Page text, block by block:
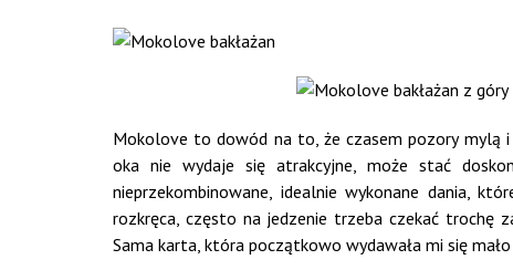
Mokolove to dowód na to, że czasem pozory mylą
oka nie wydaje się atrakcyjne, może stać
nieprzekombinowane, idealnie wykonane dania,
rozkręca, często na jedzenie trzeba czekać trochę
Sama karta, która początkowo wydawała mi się